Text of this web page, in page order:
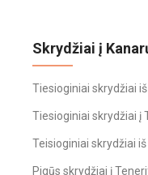
Skrydžiai į
Tiesioginiai skrydžiai
Tiesioginiai skrydžiai į
Teisioginiai skrydžiai
Pigūs skrydžiai į